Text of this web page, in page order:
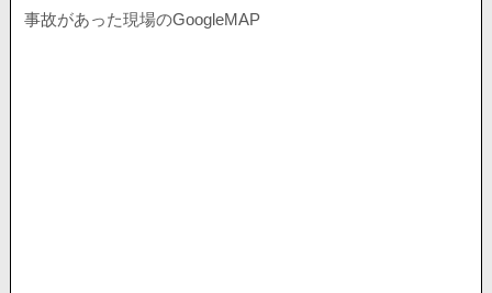
事故があった現場のGoogleMAP